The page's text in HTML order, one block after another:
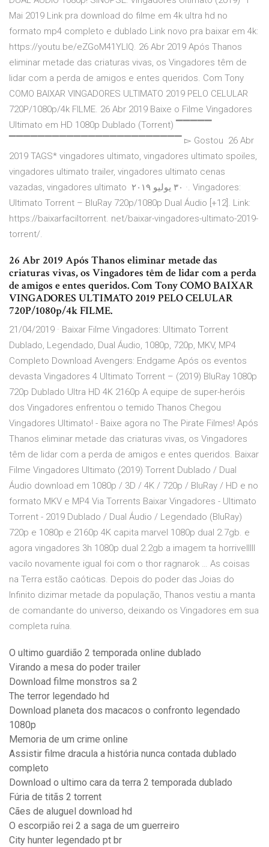
Mai 2019 Link pra download do filme em 4k ultra hd no
formato mp4 completo e dublado Link novo pra baixar em 4k:
https://youtu.be/eZGoM41YLIQ. 26 Abr 2019 Após Thanos
eliminar metade das criaturas vivas, os Vingadores têm de
lidar com a perda de amigos e entes queridos. Com Tony
COMO BAIXAR VINGADORES ULTIMATO 2019 PELO CELULAR
720P/1080p/4k FILME. 26 Abr 2019 Baixe o Filme Vingadores
Ultimato em HD 1080p Dublado (Torrent) ▔▔▔▔▔
▔▔▔▔▔▔▔▔▔▔▔▔▔▔▔▔▔▔▔▔▔▔▔▔ ▻ Gostou 26 Abr
2019 TAGS* vingadores ultimato, vingadores ultimato spoiles,
vingadores ultimato trailer, vingadores ultimato cenas
vazadas, vingadores ultimato ٣٠ يوليو ٢٠١٩ ·. Vingadores:
Ultimato Torrent – BluRay 720p/1080p Dual Áudio [+12]. Link:
https://baixarfaciltorrent. net/baixar-vingadores-ultimato-2019-
torrent/.
26 Abr 2019 Após Thanos eliminar metade das
criaturas vivas, os Vingadores têm de lidar com a perda
de amigos e entes queridos. Com Tony COMO BAIXAR
VINGADORES ULTIMATO 2019 PELO CELULAR
720P/1080p/4k FILME.
21/04/2019 · Baixar Filme Vingadores: Ultimato Torrent
Dublado, Legendado, Dual Áudio, 1080p, 720p, MKV, MP4
Completo Download Avengers: Endgame Após os eventos
devasta Vingadores 4 Ultimato Torrent – (2019) BluRay 1080p
720p Dublado Ultra HD 4K 2160p A equipe de super-heróis
dos Vingadores enfrentou o temido Thanos Chegou
Vingadores Ultimato! - Baixe agora no The Pirate Filmes! Após
Thanos eliminar metade das criaturas vivas, os Vingadores
têm de lidar com a perda de amigos e entes queridos. Baixar
Filme Vingadores Ultimato (2019) Torrent Dublado / Dual
Áudio download em 1080p / 3D / 4K / 720p / BluRay / HD e no
formato MKV e MP4 Via Torrents Baixar Vingadores - Ultimato
Torrent - 2019 Dublado / Dual Áudio / Legendado (BluRay)
720p e 1080p e 2160p 4K capita marvel 1080p dual 2.7gb. e
agora vingadores 3h 1080p dual 2.2gb a imagem ta horrivelllll
vacilo novamente igual foi com o thor ragnarok … As coisas
na Terra estão caóticas. Depois do poder das Joias do
Infinito dizimar metade da população, Thanos vestiu a manta
de comandante do universo, deixando os Vingadores em sua
completa ruína.
O ultimo guardião 2 temporada online dublado
Virando a mesa do poder trailer
Download filme monstros sa 2
The terror legendado hd
Download planeta dos macacos o confronto legendado
1080p
Memoria de um crime online
Assistir filme dracula a história nunca contada dublado
completo
Download o ultimo cara da terra 2 temporada dublado
Fúria de titãs 2 torrent
Cães de aluguel download hd
O escorpião rei 2 a saga de um guerreiro
City hunter legendado pt br